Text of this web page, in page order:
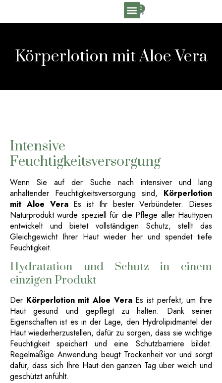
0
Körperlotion mit Aloe Vera
Intensive
Feuchtigkeitsversorgung
Wenn Sie auf der Suche nach intensiver und lang
anhaltender Feuchtigkeitsversorgung sind, Körperlotion
mit Aloe Vera Es ist Ihr bester Verbündeter. Dieses
Naturprodukt wurde speziell für die Pflege aller Hauttypen
entwickelt und bietet vollständigen Schutz, stellt das
Gleichgewicht Ihrer Haut wieder her und spendet tiefe
Feuchtigkeit.
Hydratation und Schutz in einem
einzigen Produkt
Der Körperlotion mit Aloe Vera Es ist perfekt, um Ihre
Haut gesund und gepflegt zu halten. Dank seiner
Eigenschaften ist es in der Lage, den Hydrolipidmantel der
Haut wiederherzustellen, dafür zu sorgen, dass sie wichtige
Feuchtigkeit speichert und eine Schutzbarriere bildet.
Regelmäßige Anwendung beugt Trockenheit vor und sorgt
dafür, dass sich Ihre Haut den ganzen Tag über weich und
geschützt anfühlt.